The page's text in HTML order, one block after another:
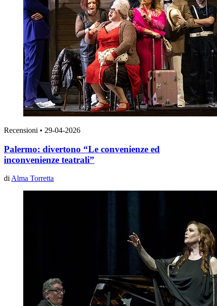
Recensioni • 29-04-2026
Palermo: divertono “Le convenienze ed
inconvenienze teatrali”
di Alma Torretta